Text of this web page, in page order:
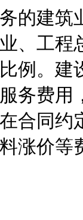
的建筑
、工
例。建
务费用
合同约
涨价等